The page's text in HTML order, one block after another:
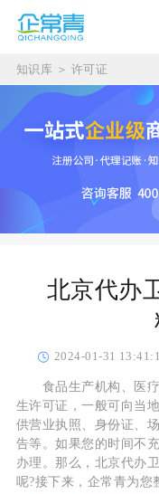
知识库 ＞ 许可证
北京代办
2024-01-31
食品生产机构、医疗
生许可证，一般可向当
供营业执照、身份证、
告等。如果您的时间不
办理。那么，北京代办
呢?接下来，企常青为您